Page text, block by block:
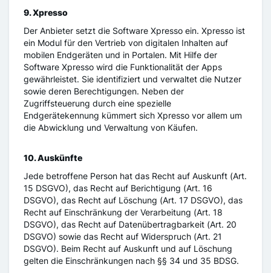
9. Xpresso
Der Anbieter setzt die Software Xpresso ein. Xpresso ist
ein Modul für den Vertrieb von digitalen Inhalten auf
mobilen Endgeräten und in Portalen. Mit Hilfe der
Software Xpresso wird die Funktionalität der Apps
gewährleistet. Sie identifiziert und verwaltet die Nutzer
sowie deren Berechtigungen. Neben der
Zugriffsteuerung durch eine spezielle
Endgerätekennung kümmert sich Xpresso vor allem um
die Abwicklung und Verwaltung von Käufen.
10. Auskünfte
Jede betroffene Person hat das Recht auf Auskunft (Art.
15 DSGVO), das Recht auf Berichtigung (Art. 16
DSGVO), das Recht auf Löschung (Art. 17 DSGVO), das
Recht auf Einschränkung der Verarbeitung (Art. 18
DSGVO), das Recht auf Datenübertragbarkeit (Art. 20
DSGVO) sowie das Recht auf Widerspruch (Art. 21
DSGVO). Beim Recht auf Auskunft und auf Löschung
gelten die Einschränkungen nach §§ 34 und 35 BDSG.